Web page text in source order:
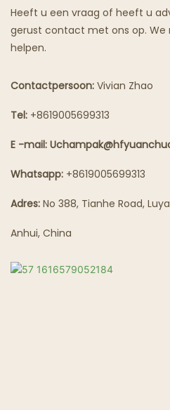
Foodtrucks
Bakkerij
Vettige Lepel
Spookrestaurants
Heeft u een vraag of heeft u
gerust contact met ons op.
helpen.
Contactpersoon: Vivian Zhao
Tel: +8619005699313
E -mail:
Whatsapp: +8619005699313
Adres: No 388, Tianhe Road,
Anhui, China